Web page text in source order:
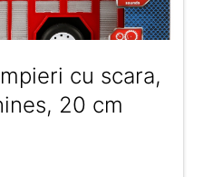
cu scara,
20 cm